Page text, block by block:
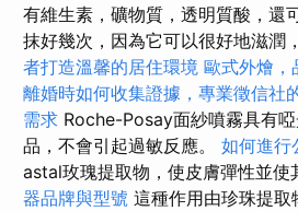
有維生素，礦物質，透明質酸，還
抹好幾次，因為它可以很好地滋潤
者打造溫馨的居住環境 歐式外燴，
離婚時如何收集證據，專業徵信社
需求 Roche-Posay面紗噴霧具有
品，不會引起過敏反應。 如何進行
astal玫瑰提取物，使皮膚彈性並使
器品牌與型號 這種作用由珍珠提取